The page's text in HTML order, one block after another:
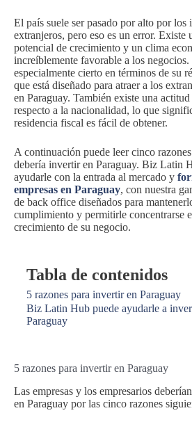
El país suele ser pasado por alto por los
extranjeros, pero eso es un error. Existe
potencial de crecimiento y un clima
increíblemente favorable a los negocios.
especialmente cierto en términos de su
que está diseñado para atraer a los
en Paraguay. También existe una
respecto a la nacionalidad, lo que
residencia fiscal es fácil de obtener.
A continuación puede leer cinco
debería invertir en Paraguay. Biz Latin
ayudarle con la entrada al mercado y
empresas en Paraguay, con nuestra
de back office diseñados para
cumplimiento y permitirle concentrarse
crecimiento de su negocio.
Tabla de contenidos
5 razones para invertir en Paraguay
Biz Latin Hub puede ayudarle a
Paraguay
5 razones para invertir en Paraguay
Las empresas y los empresarios
en Paraguay por las cinco razones